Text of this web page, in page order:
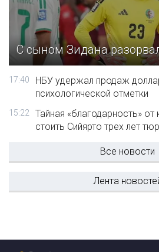
С сыном Зидана
17:40
НБУ удержал продаж
психологической отметки
15:22
Тайная «благодарность»
стоить Сийярто трех лет
Все новости
Лента